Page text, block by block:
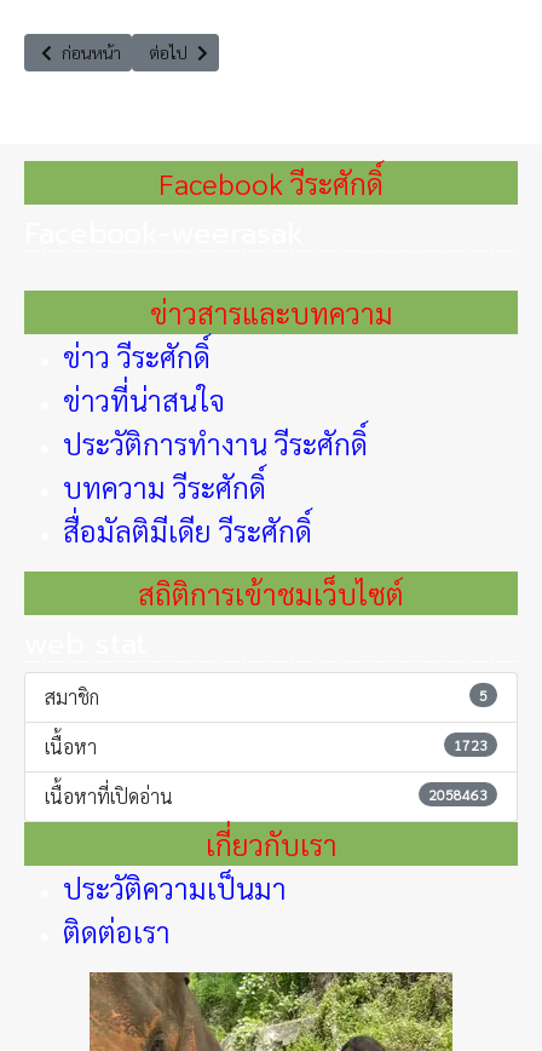
เนื้อหาก่อนหน้า: รายการคนบันดาลไฟ บทบาทของผู้ดำรงตำแหน่งทางการเ
ก่อนหน้า เนื้อหาถัดไป: รายการทันข่าววุฒิสภา "เทคโนโลยีกับการท่อง
ต่อไป
Facebook วีระศักดิ์
ข่าวสารและบทความ
ข่าว วีระศักดิ์
ข่าวที่น่าสนใจ
ประวัติการทำงาน วีระศักดิ์
บทความ วีระศักดิ์
สื่อมัลติมีเดีย วีระศักดิ์
สถิติการเข้าชมเว็บไซต์
สมาชิก 5
เนื้อหา 1723
เนื้อหาที่เปิดอ่าน 2058463
เกี่ยวกับเรา
ประวัติความเป็นมา
ติดต่อเรา